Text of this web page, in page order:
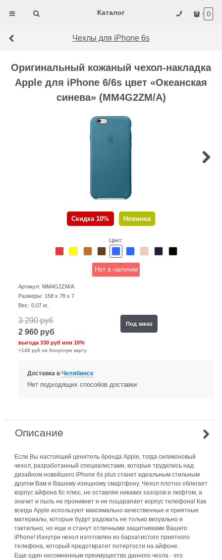
Каталог 0
Чехлы для iPhone 6s
Оригинальный кожаный чехол-накладка
Apple для iPhone 6/6s цвет «Океанская
синева» (MM4G2ZM/A)
Скидка 10% Новинка
Цвет:
Нет в наличии
Артикул: MM4G2ZM/A
Размеры: 158 x 78 x 7
Вес: 0,07 кг.
3 290 руб
2 960 руб
выгода330 руб или10%
+148 руб на бонусную карту
Под заказ
Доставка в Челябинск
Нет подходящих способов доставки
Описание
Если Вы настоящий ценитель бренда Apple, тогда силиконовый
чехол, разработанный специалистами, которые трудились над
дизайном новейшего iPhone 6s plus станет идеальным стильным
другом Вам и Вашему изящному смартфону. Чехол плотно облегает
корпус айфона 6с плюс, не оставляя никаких зазоров и люфтом, а
значит и пыль не проникнет и не поцарапает корпус телефона! Как
всегда Apple используют максимально качественные и приятные
материалы, которые будут радовать не только визуально и
тактильно, но еще и станут отличными защитниками Вашего
iPhone! Изнутри чехол изготовлен из бархатистого приятного
телефона, который предотвратит потертости на айфоне.
Еще один несомненным преимущество данного чехла - это